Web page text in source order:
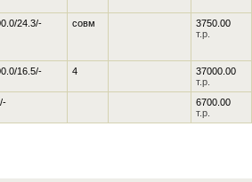
24.3/- совм
3750.00
т.р.
16.5/- 4
37000.00
т.р.
6700.00
т.р.